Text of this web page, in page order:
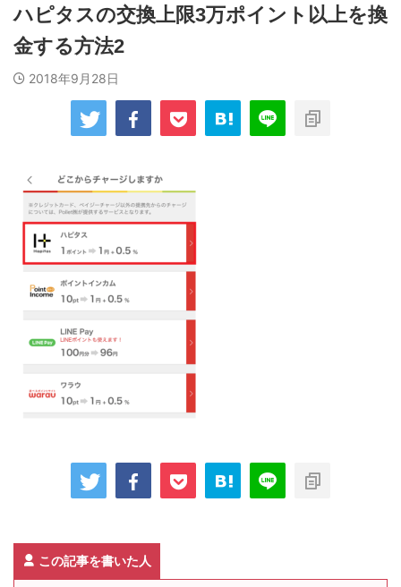
ハピタスの交換上限3万ポイント以上を換
金する方法2
2018年9月28日
この記事を書いた人